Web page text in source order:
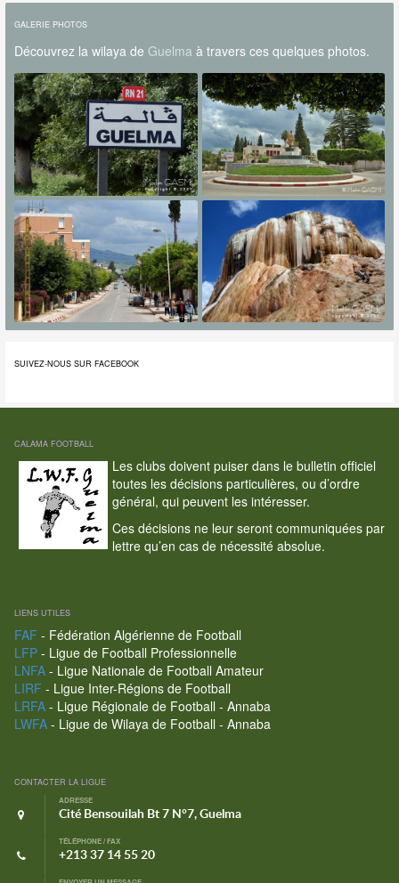
GALERIE PHOTOS
Découvrez la wilaya de Guelmaà travers ces quelques photos.
SUIVEZ-NOUS SUR FACEBOOK
CALAMA FOOTBALL
Les clubs doivent puiser dans le bulletin officiel
toutes les décisions particulières, ou d’ordre
général, qui peuvent les intéresser.
Ces décisions ne leur seront communiquées par
lettre qu’en cas de nécessité absolue.
LIENS UTILES
FAF - Fédération Algérienne de Football
LFP- Ligue de Football Professionnelle
LNFA- Ligue Nationale de Football Amateur
LIRF - Ligue Inter-Régions de Football
LRFA- Ligue Régionale de Football - Annaba
LWFA- Ligue de Wilaya de Football - Annaba
CONTACTER LA LIGUE
ADRESSE
Cité Bensouilah Bt 7 N°7, Guelma
TÉLÉPHONE / FAX
+213 37 14 55 20